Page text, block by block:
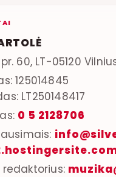
60, LT-05120
125014845
LT250148417
0 5 2128706
redaktorius: